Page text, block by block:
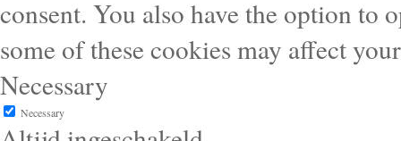
consent. You also have the option
some of these cookies may affect
Necessary
Necessary